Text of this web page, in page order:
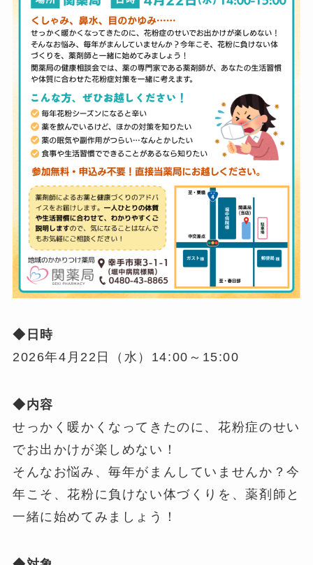
◆日時
2026年4月22日（水）14:00～15:00
◆内容
せっかく暖かくなってきたのに、花粉症のせい
でお出かけが楽しめない！
そんなお悩み、毎年がまんしていませんか？今
年こそ、花粉に負けない体づくりを、薬剤師と
一緒に始めてみましょう！